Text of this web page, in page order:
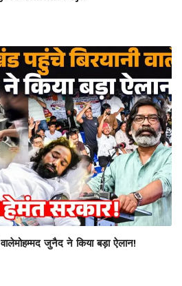
जुनैद ने किया बड़ा ऐलान!